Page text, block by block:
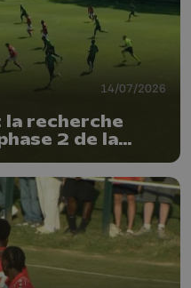
14/07/2026
la recherche
2 de la